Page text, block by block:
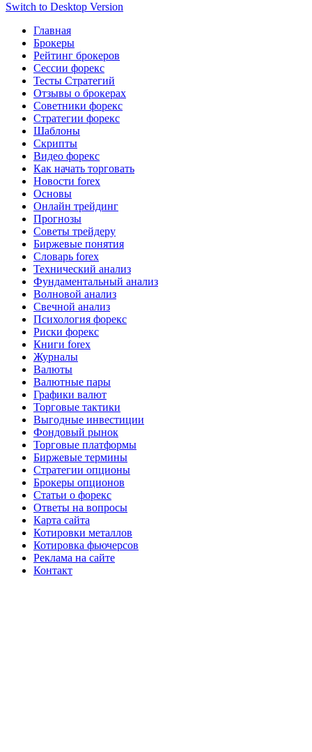
Switch to Desktop Version
Главная
Брокеры
Рейтинг брокеров
Сессии форекс
Тесты Стратегий
Отзывы о брокерах
Советники форекс
Стратегии форекс
Шаблоны
Скрипты
Видео форекс
Как начать торговать
Новости forex
Основы
Онлайн трейдинг
Прогнозы
Советы трейдеру
Биржевые понятия
Словарь forex
Технический анализ
Фундаментальный анализ
Волновой анализ
Свечной анализ
Психология форекс
Риски форекс
Книги forex
Журналы
Валюты
Валютные пары
Графики валют
Торговые тактики
Выгодные инвестиции
Фондовый рынок
Торговые платформы
Биржевые термины
Стратегии опционы
Брокеры опционов
Статьи о форекс
Ответы на вопросы
Карта сайта
Котировки металлов
Котировка фьючерсов
Реклама на сайте
Контакт